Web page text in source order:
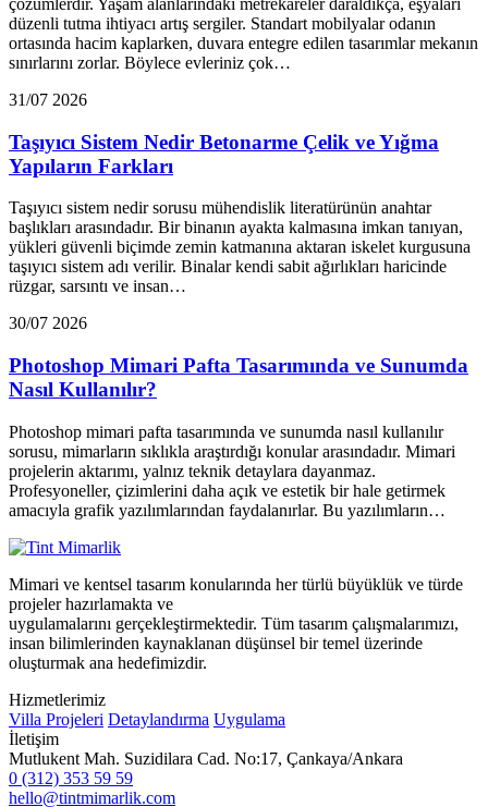
çözümlerdir. Yaşam alanlarındaki metrekareler daraldıkça, eşyaları
düzenli tutma ihtiyacı artış sergiler. Standart mobilyalar odanın
ortasında hacim kaplarken, duvara entegre edilen tasarımlar mekanın
sınırlarını zorlar. Böylece evleriniz çok…
31/07 2026
Taşıyıcı Sistem Nedir Betonarme Çelik ve Yığma
Yapıların Farkları
Taşıyıcı sistem nedir sorusu mühendislik literatürünün anahtar
başlıkları arasındadır. Bir binanın ayakta kalmasına imkan tanıyan,
yükleri güvenli biçimde zemin katmanına aktaran iskelet kurgusuna
taşıyıcı sistem adı verilir. Binalar kendi sabit ağırlıkları haricinde
rüzgar, sarsıntı ve insan…
30/07 2026
Photoshop Mimari Pafta Tasarımında ve Sunumda
Nasıl Kullanılır?
Photoshop mimari pafta tasarımında ve sunumda nasıl kullanılır
sorusu, mimarların sıklıkla araştırdığı konular arasındadır. Mimari
projelerin aktarımı, yalnız teknik detaylara dayanmaz.
Profesyoneller, çizimlerini daha açık ve estetik bir hale getirmek
amacıyla grafik yazılımlarından faydalanırlar. Bu yazılımların…
Mimari ve kentsel tasarım konularında her türlü büyüklük ve türde
projeler hazırlamakta ve
uygulamalarını gerçekleştirmektedir. Tüm tasarım çalışmalarımızı,
insan bilimlerinden kaynaklanan düşünsel bir temel üzerinde
oluşturmak ana hedefimizdir.
Hizmetlerimiz
Villa Projeleri Detaylandırma Uygulama
İletişim
Mutlukent Mah. Suzidilara Cad. No:17, Çankaya/Ankara
0 (312) 353 59 59
hello@tintmimarlik.com